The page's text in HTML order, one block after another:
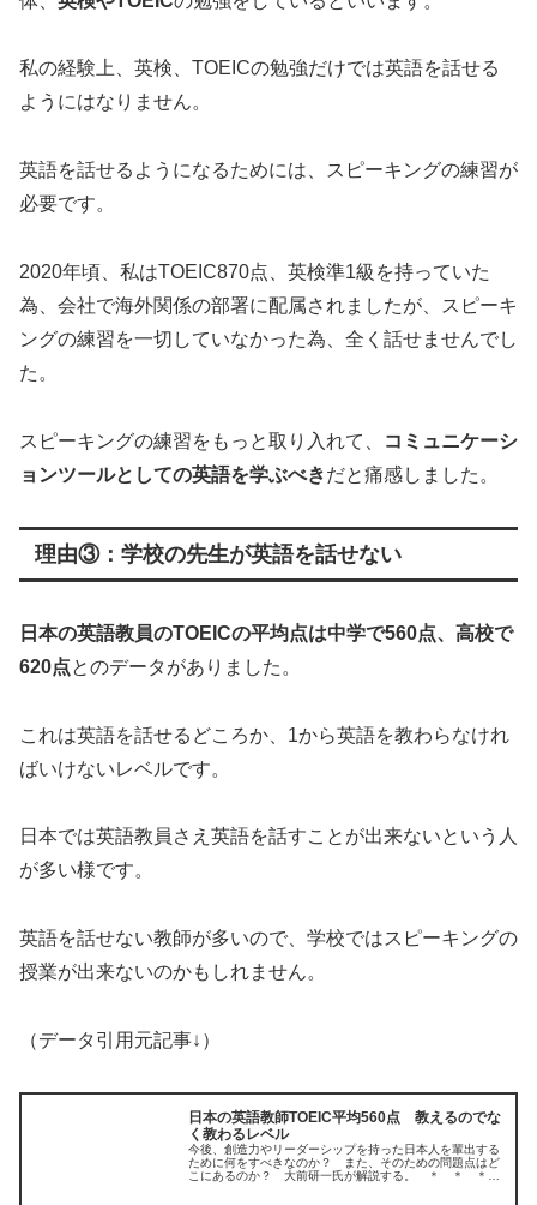
私の経験上、英検、TOEICの勉強だけでは英語を話せる
ようにはなりません。
英語を話せるようになるためには、スピーキングの練習が
必要です。
2020年頃、私はTOEIC870点、英検準1級を持っていた
為、会社で海外関係の部署に配属されましたが、スピーキ
ングの練習を一切していなかった為、全く話せませんでし
た。
スピーキングの練習をもっと取り入れて、
コミュニケーシ
ョンツールとしての英語を学ぶべきだと痛感しました。
理由③：学校の先生が英語を話せない
日本の英語教員のTOEICの平均点は中学で560点、高校で
620点とのデータがありました。
これは英語を話せるどころか、1から英語を教わらなけれ
ばいけないレベルです。
日本では英語教員さえ英語を話すことが出来ないという人
が多い様です。
英語を話せない教師が多いので、学校ではスピーキングの
授業が出来ないのかもしれません。
（データ引用元記事↓）
日本の英語教師TOEIC平均560点 教えるのでな
く教わるレベル
今後、創造力やリーダーシップを持った日本人を輩出する
ために何をすべきなのか？ また、そのための問題点はど
こにあるのか？ 大前研一氏が解説する。 ＊ ＊ ＊